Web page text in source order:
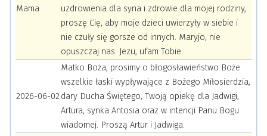
Mama
uzdrowienia dla syna i zdrowie dla mojej rodziny,
proszę Cię, aby moje dzieci uwierzyły w siebie i
nie czuły się gorsze od innych. Maryjo, nie
opuszczaj nas. Jezu, ufam Tobie.
2026-06-02
Matko Boża, prosimy o błogosławieństwo Boże
wszelkie łaski wypływające z Bożego Miłosierdzia,
dary Ducha Świętego, Twoją opiekę dla Jadwigi,
Artura, synka Antosia oraz w intencji Panu Bogu
wiadomej. Proszą Artur i Jadwiga.